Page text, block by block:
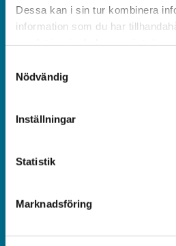
Dessa kan i sin tur kombinera
information som du har
Nödvändig
Inställningar
Statistik
Marknadsföring
© Världen idag AB
018-430 40 00
Kundservice:
(kl 10–12, 14–16)
Redaktionen: